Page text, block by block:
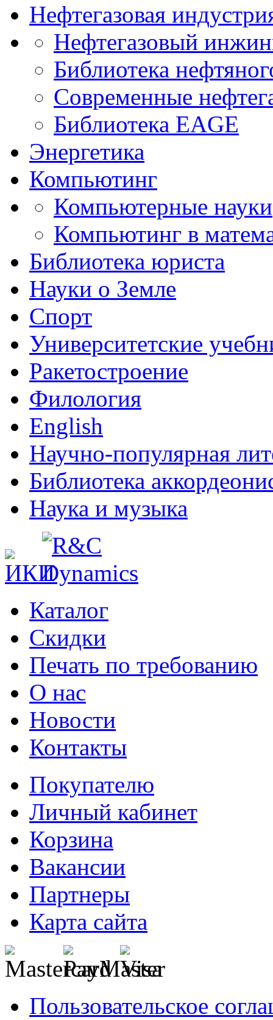
Нефтегазовая
Нефтегазовый
Библиотека
Современные
Библиотека EAGE
Энергетика
Компьютинг
Компьютерные науки
Компьютинг в
Библиотека юриста
Науки о Земле
Спорт
Университетские
Ракетостроение
Филология
English
Научно-популярная
Библиотека
Наука и музыка
Каталог
Cкидки
Печать по требованию
О нас
Новости
Контакты
Покупателю
Личный кабинет
Корзина
Вакансии
Партнеры
Карта сайта
Пользовательское